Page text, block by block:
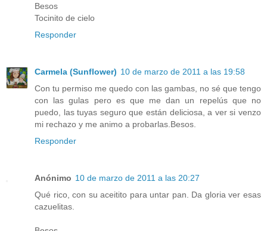
Besos
Tocinito de cielo
Responder
Carmela (Sunflower) 10 de marzo de 2011 a las 19:58
Con tu permiso me quedo con las gambas, no sé que tengo
con las gulas pero es que me dan un repelús que no
puedo, las tuyas seguro que están deliciosa, a ver si venzo
mi rechazo y me animo a probarlas.Besos.
Responder
Anónimo 10 de marzo de 2011 a las 20:27
Qué rico, con su aceitito para untar pan. Da gloria ver esas
cazuelitas.